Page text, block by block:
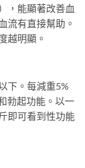
，能顯著改善血
流有直接幫助。
越明顯。
下。每減重5%
勃起功能。以一
即可看到性功能